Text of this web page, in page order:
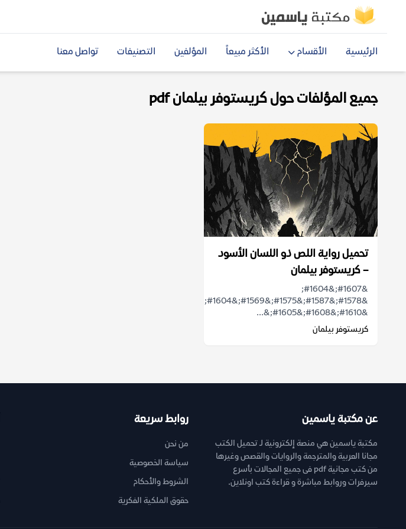
الرئيسية الأقسام الأكثر مبيعاً المؤلفين التصنيفات تواصل معنا
جميع المؤلفات حول كريستوفر بيلمان pdf
تحميل رواية اللص ذو اللسان الأسود
– كريستوفر بيلمان
&#1607;&#1604;
&#1610;&#1608;&#1605;&...
كريستوفر بيلمان
عن مكتبة ياسمين
مكتبة ياسمين هي منصة إلكترونية لـ تحميل الكتب
مجانا العربية والمترجمة والروايات والقصص وغيرها
من كتب مجانية pdf فى جميع المجالات بأسرع
سيرفرات وروابط مباشرة و قراءة كتب اونلاين.
روابط سريعة
من نحن
سياسة الخصوصية
الشروط والأحكام
حقوق الملكية الفكرية